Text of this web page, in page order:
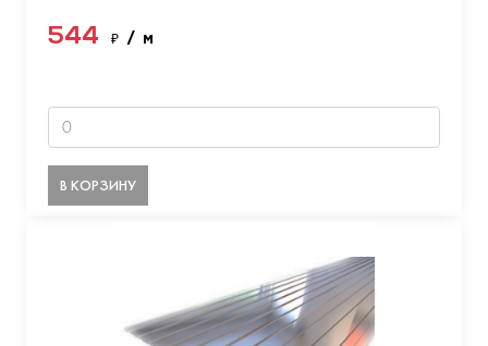
544 ₽ / м
В КОРЗИНУ